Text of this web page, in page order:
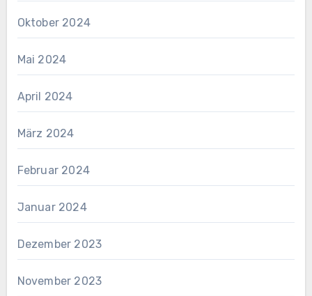
Oktober 2024
Mai 2024
April 2024
März 2024
Februar 2024
Januar 2024
Dezember 2023
November 2023